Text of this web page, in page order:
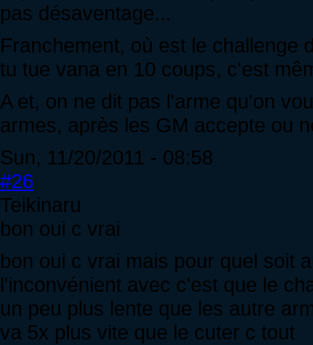
pas désaventage...
Franchement, où est le challenge
tu tue vana en 10 coups, c'est
A et, on ne dit pas l'arme qu'on
armes, après les GM accepte ou
Sun, 11/20/2011 - 08:58
#26
Teikinaru
bon oui c vrai
bon oui c vrai mais pour quel soit
l'inconvénient avec c'est que le
un peu plus lente que les autre
va 5x plus vite que le cuter c tout